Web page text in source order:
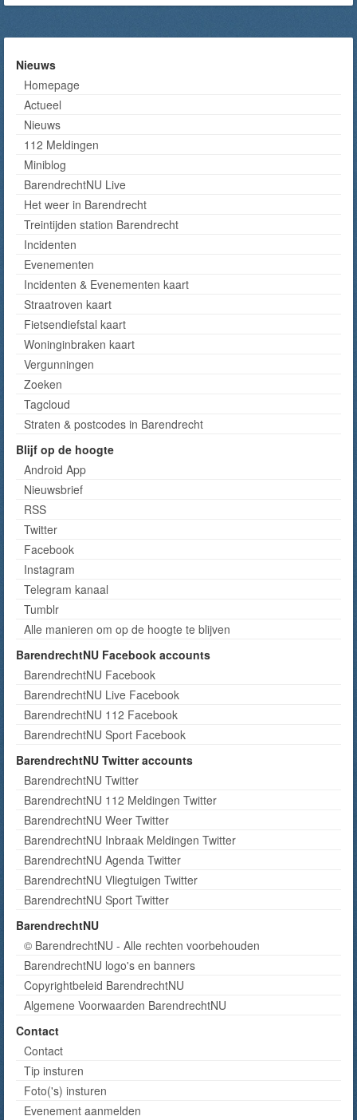
Nieuws
Homepage
Actueel
Nieuws
112 Meldingen
Miniblog
BarendrechtNU Live
Het weer in Barendrecht
Treintijden station Barendrecht
Incidenten
Evenementen
Incidenten & Evenementen kaart
Straatroven kaart
Fietsendiefstal kaart
Woninginbraken kaart
Vergunningen
Zoeken
Tagcloud
Straten & postcodes in Barendrecht
Blijf op de hoogte
Android App
Nieuwsbrief
RSS
Twitter
Facebook
Instagram
Telegram kanaal
Tumblr
Alle manieren om op de hoogte te blijven
BarendrechtNU Facebook accounts
BarendrechtNU Facebook
BarendrechtNU Live Facebook
BarendrechtNU 112 Facebook
BarendrechtNU Sport Facebook
BarendrechtNU Twitter accounts
BarendrechtNU Twitter
BarendrechtNU 112 Meldingen Twitter
BarendrechtNU Weer Twitter
BarendrechtNU Inbraak Meldingen Twitter
BarendrechtNU Agenda Twitter
BarendrechtNU Vliegtuigen Twitter
BarendrechtNU Sport Twitter
BarendrechtNU
© BarendrechtNU - Alle rechten voorbehouden
BarendrechtNU logo's en banners
Copyrightbeleid BarendrechtNU
Algemene Voorwaarden BarendrechtNU
Contact
Contact
Tip insturen
Foto('s) insturen
Evenement aanmelden